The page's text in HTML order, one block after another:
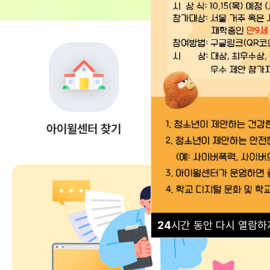
24시간 동안 다시 열람하
아이윌센터 찾기 상담 안내